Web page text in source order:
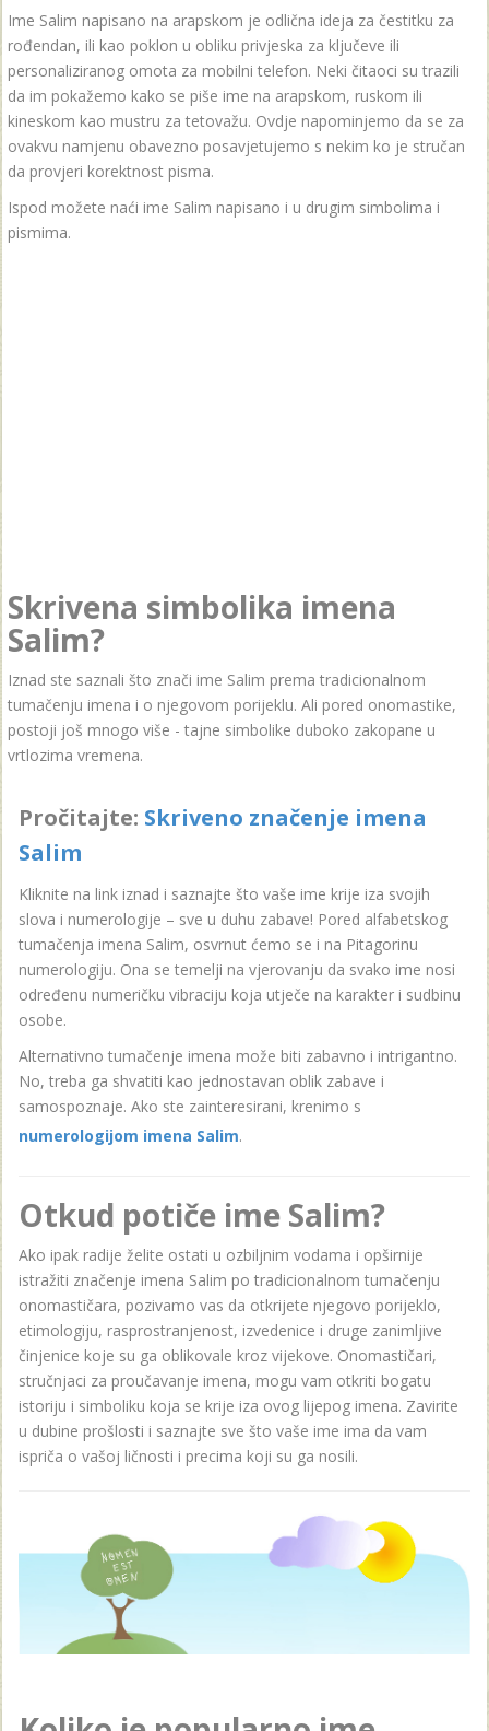
Ime Salim napisano na arapskom je odlična ideja za čestitku za
rođendan, ili kao poklon u obliku privjeska za ključeve ili
personaliziranog omota za mobilni telefon. Neki čitaoci su trazili
da im pokažemo kako se piše ime na arapskom, ruskom ili
kineskom kao mustru za tetovažu. Ovdje napominjemo da se za
ovakvu namjenu obavezno posavjetujemo s nekim ko je stručan
da provjeri korektnost pisma.
Ispod možete naći ime Salim napisano i u drugim simbolima i
pismima.
Skrivena simbolika imena
Salim?
Iznad ste saznali što znači ime Salim prema tradicionalnom
tumačenju imena i o njegovom porijeklu. Ali pored onomastike,
postoji još mnogo više - tajne simbolike duboko zakopane u
vrtlozima vremena.
Pročitajte: Skriveno značenje imena
Salim
Kliknite na link iznad i saznajte što vaše ime krije iza svojih
slova i numerologije – sve u duhu zabave! Pored alfabetskog
tumačenja imena Salim, osvrnut ćemo se i na Pitagorinu
numerologiju. Ona se temelji na vjerovanju da svako ime nosi
određenu numeričku vibraciju koja utječe na karakter i sudbinu
osobe.
Alternativno tumačenje imena može biti zabavno i intrigantno.
No, treba ga shvatiti kao jednostavan oblik zabave i
samospoznaje. Ako ste zainteresirani, krenimo s
numerologijom imena Salim.
Otkud potiče ime Salim?
Ako ipak radije želite ostati u ozbiljnim vodama i opširnije
istražiti značenje imena Salim po tradicionalnom tumačenju
onomastičara, pozivamo vas da otkrijete njegovo porijeklo,
etimologiju, rasprostranjenost, izvedenice i druge zanimljive
činjenice koje su ga oblikovale kroz vijekove. Onomastičari,
stručnjaci za proučavanje imena, mogu vam otkriti bogatu
istoriju i simboliku koja se krije iza ovog lijepog imena. Zavirite
u dubine prošlosti i saznajte sve što vaše ime ima da vam
ispriča o vašoj ličnosti i precima koji su ga nosili.